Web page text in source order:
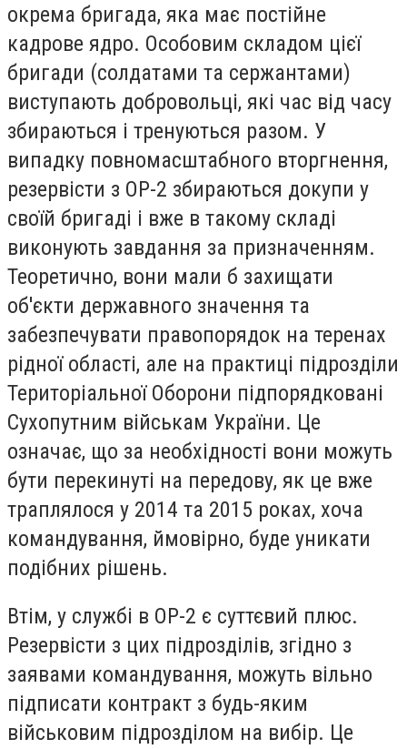
окрема бригада, яка має постійне
кадрове ядро. Особовим складом цієї
бригади (солдатами та сержантами)
виступають добровольці, які час від часу
збираються і тренуються разом. У
випадку повномасштабного вторгнення,
резервісти з ОР-2 збираються докупи у
своїй бригаді і вже в такому складі
виконують завдання за призначенням.
Теоретично, вони мали б захищати
об'єкти державного значення та
забезпечувати правопорядок на теренах
рідної області, але на практиці підрозділи
Територіальної Оборони підпорядковані
Сухопутним військам України. Це
означає, що за необхідності вони можуть
бути перекинуті на передову, як це вже
траплялося у 2014 та 2015 роках, хоча
командування, ймовірно, буде уникати
подібних рішень.
Втім, у службі в ОР-2 є суттєвий плюс.
Резервісти з цих підрозділів, згідно з
заявами командування, можуть вільно
підписати контракт з будь-яким
військовим підрозділом на вибір. Це